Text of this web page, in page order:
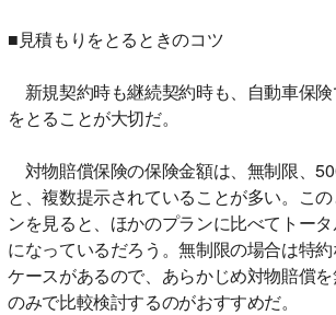
■見積もりをとるときのコツ
新規契約時も継続契約時も、自動車保険
をとることが大切だ。
対物賠償保険の保険金額は、無制限、
と、複数提示されていることが多い。こ
ンを見ると、ほかのプランに比べてトー
になっているだろう。無制限の場合は特
ケースがあるので、あらかじめ対物賠償
のみで比較検討するのがおすすめだ。